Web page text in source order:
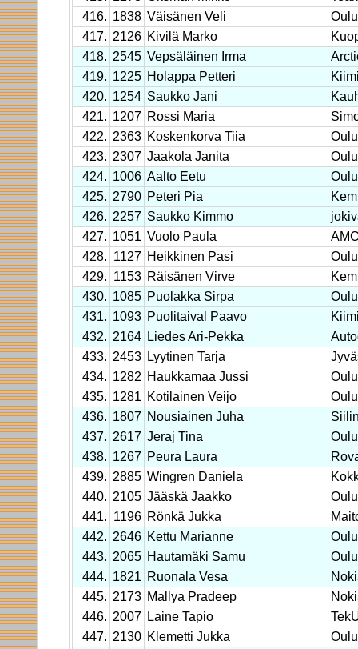
416. 1838 Väisänen Veli
Oulu
417. 2126 Kivilä Marko
418. 2545 Vepsäläinen Irma
419. 1225 Holappa Petteri
420. 1254 Saukko Jani
421. 1207 Rossi Maria
422. 2363 Koskenkorva Tiia
Oulu
423. 2307 Jaakola Janita
Oulu
424. 1006 Aalto Eetu
Oulu
425. 2790 Peteri Pia
426. 2257 Saukko Kimmo
427. 1051 Vuolo Paula
428. 1127 Heikkinen Pasi
Oulu
429. 1153 Räisänen Virve
430. 1085 Puolakka Sirpa
Oulu
431. 1093 Puolitaival Paavo
432. 2164 Liedes Ari-Pekka
433. 2453 Lyytinen Tarja
434. 1282 Haukkamaa Jussi
Oulu
435. 1281 Kotilainen Veijo
Oulu
436. 1807 Nousiainen Juha
437. 2617 Jeraj Tina
Oulu
438. 1267 Peura Laura
439. 2885 Wingren Daniela
440. 2105 Jääskä Jaakko
Oulu
441. 1196 Rönkä Jukka
442. 2646 Kettu Marianne
Oulu
443. 2065 Hautamäki Samu
Oulu
444. 1821 Ruonala Vesa
445. 2173 Mallya Pradeep
446. 2007 Laine Tapio
447. 2130 Klemetti Jukka